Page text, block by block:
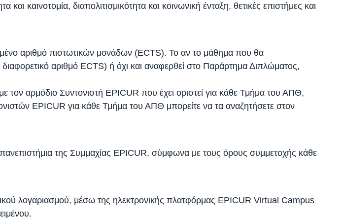
καινοτομία, διαπολιτισμικότητα και κοινωνική ένταξη, θετικές επιστήμες και
αριθμό πιστωτικών μονάδων (ECTS). Το αν το μάθημα που θα
αριθμό ECTS) ή όχι και αναφερθεί στο Παράρτημα Διπλώματος,
τον αρμόδιο Συντονιστή EPICUR που έχει οριστεί για κάθε Τμήμα του ΑΠΘ,
EPICUR για κάθε Τμήμα του ΑΠΘ μπορείτε να τα αναζητήσετε στον
της Συμμαχίας EPICUR, σύμφωνα με τους όρους συμμετοχής κάθε
λογαριασμού, μέσω της ηλεκτρονικής πλατφόρμας EPICUR Virtual Campus